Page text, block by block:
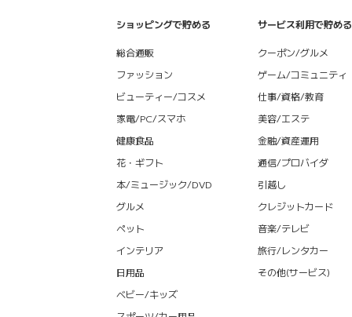
ショッピングで貯める
総合通販
ファッション
ビューティー/コスメ
家電/PC/スマホ
健康食品
花・ギフト
本/ミュージック/DVD
グルメ
ペット
インテリア
日用品
ベビー/キッズ
サービス利用で貯める
クーポン/グルメ
ゲーム/コミュニティ
仕事/資格/教育
美容/エステ
金融/資産運用
通信/プロバイダ
引越し
クレジットカード
音楽/テレビ
旅行/レンタカー
その他(サービス)